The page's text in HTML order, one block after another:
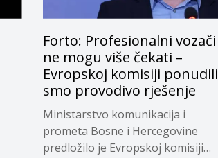
Forto: Profesionalni vozači
ne mogu više čekati –
Evropskoj komisiji ponudili
smo provodivo rješenje
Ministarstvo komunikacija i
prometa Bosne i Hercegovine
predložilo je Evropskoj komisiji